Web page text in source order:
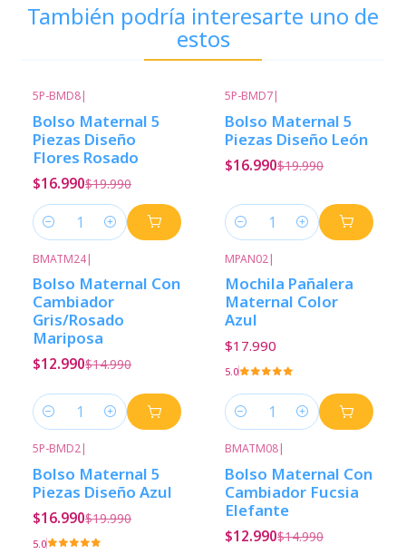
También podría interesarte uno de
estos
5P-BMD8|
Bolso Maternal 5
Piezas Diseño
Flores Rosado
$16.990$19.990
Cantidad
5P-BMD7|
Bolso Maternal 5
Piezas Diseño León
$16.990$19.990
Cantidad
BMATM24|
Bolso Maternal Con
Cambiador
Gris/Rosado
Mariposa
$12.990$14.990
Cantidad
MPAN02|
Mochila Pañalera
Maternal Color
Azul
$17.990
5.0
Cantidad
5P-BMD2|
Bolso Maternal 5
Piezas Diseño Azul
$16.990$19.990
5.0
BMATM08|
Bolso Maternal Con
Cambiador Fucsia
Elefante
$12.990$14.990